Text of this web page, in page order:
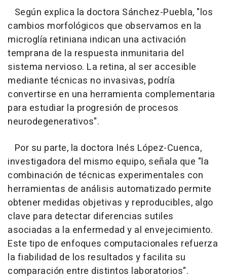
Según explica la doctora Sánchez-Puebla, "los
cambios morfológicos que observamos en la
microglía retiniana indican una activación
temprana de la respuesta inmunitaria del
sistema nervioso. La retina, al ser accesible
mediante técnicas no invasivas, podría
convertirse en una herramienta complementaria
para estudiar la progresión de procesos
neurodegenerativos".
Por su parte, la doctora Inés López-Cuenca,
investigadora del mismo equipo, señala que "la
combinación de técnicas experimentales con
herramientas de análisis automatizado permite
obtener medidas objetivas y reproducibles, algo
clave para detectar diferencias sutiles
asociadas a la enfermedad y al envejecimiento.
Este tipo de enfoques computacionales refuerza
la fiabilidad de los resultados y facilita su
comparación entre distintos laboratorios".